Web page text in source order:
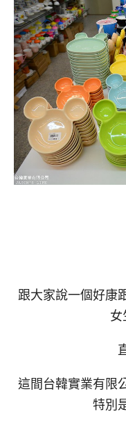
跟大家說一個好康
女
這間台韓實業有限
特別